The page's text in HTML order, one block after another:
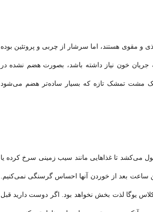
و مقوی هستند، اما سرشار از چربی و پروتئین بوده
جریان خون نیاز داشته باشد، بصورت هضم نشده در
یک مشت تمشک تازه که بسیار ساده‌تر هضم می‌شود
می‌کشد تا غذاهایی مانند سیب زمینی سرخ کرده یا
ساعت بعد از خوردن آنها احساس گرسنگی نمی‌کنیم.
کلاس یوگا لذت بخش نخواهد بود. اگر دوست دارید قبل